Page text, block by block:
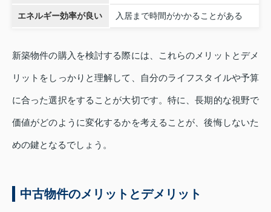
エネルギー効率が良い 入居まで時間がかかることがある
新築物件の購入を検討する際には、これらのメリットとデメ
リットをしっかりと理解して、自分のライフスタイルや予算
に合った選択をすることが大切です。特に、長期的な視野で
価値がどのように変化するかを考えることが、後悔しないた
めの鍵となるでしょう。
中古物件のメリットとデメリット